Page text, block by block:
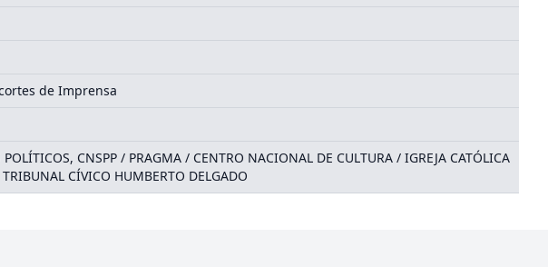
de Imprensa
CNSPP / PRAGMA / CENTRO NACIONAL DE CULTURA / IGREJA CATÓLICA
CÍVICO HUMBERTO DELGADO